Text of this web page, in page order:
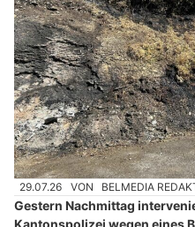
29.07.26 VON BELMEDIA
Gestern Nachmittag